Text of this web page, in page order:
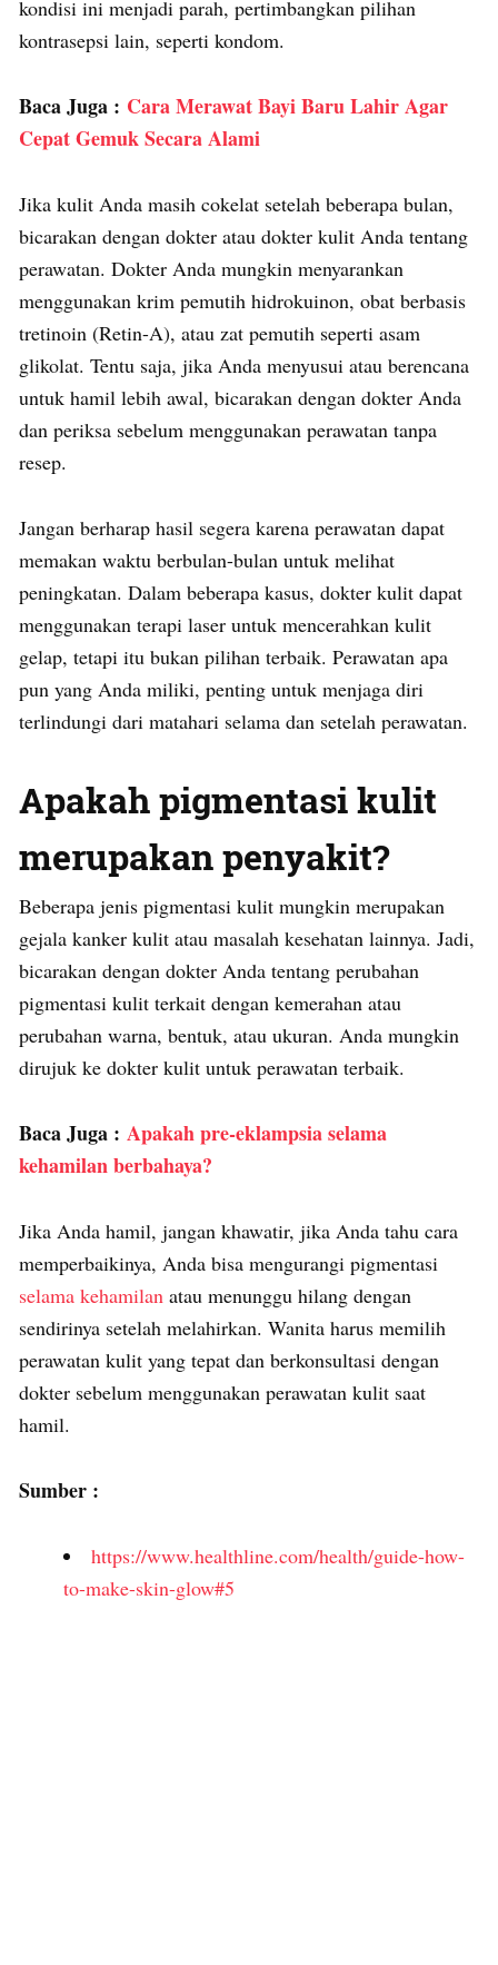
kondisi ini menjadi parah, pertimbangkan pilihan
kontrasepsi lain, seperti kondom.
Baca Juga : Cara Merawat Bayi Baru Lahir Agar
Cepat Gemuk Secara Alami
Jika kulit Anda masih cokelat setelah beberapa bulan,
bicarakan dengan dokter atau dokter kulit Anda tentang
perawatan. Dokter Anda mungkin menyarankan
menggunakan krim pemutih hidrokuinon, obat berbasis
tretinoin (Retin-A), atau zat pemutih seperti asam
glikolat. Tentu saja, jika Anda menyusui atau berencana
untuk hamil lebih awal, bicarakan dengan dokter Anda
dan periksa sebelum menggunakan perawatan tanpa
resep.
Jangan berharap hasil segera karena perawatan dapat
memakan waktu berbulan-bulan untuk melihat
peningkatan. Dalam beberapa kasus, dokter kulit dapat
menggunakan terapi laser untuk mencerahkan kulit
gelap, tetapi itu bukan pilihan terbaik. Perawatan apa
pun yang Anda miliki, penting untuk menjaga diri
terlindungi dari matahari selama dan setelah perawatan.
Apakah pigmentasi kulit
merupakan penyakit?
Beberapa jenis pigmentasi kulit mungkin merupakan
gejala kanker kulit atau masalah kesehatan lainnya. Jadi,
bicarakan dengan dokter Anda tentang perubahan
pigmentasi kulit terkait dengan kemerahan atau
perubahan warna, bentuk, atau ukuran. Anda mungkin
dirujuk ke dokter kulit untuk perawatan terbaik.
Baca Juga : Apakah pre-eklampsia selama
kehamilan berbahaya?
Jika Anda hamil, jangan khawatir, jika Anda tahu cara
memperbaikinya, Anda bisa mengurangi pigmentasi
selama kehamilan atau menunggu hilang dengan
sendirinya setelah melahirkan. Wanita harus memilih
perawatan kulit yang tepat dan berkonsultasi dengan
dokter sebelum menggunakan perawatan kulit saat
hamil.
Sumber :
https://www.healthline.com/health/guide-how-
to-make-skin-glow#5